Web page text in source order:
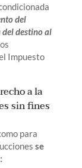
del
del destino al
Impuesto
a la
sin fines
para
se